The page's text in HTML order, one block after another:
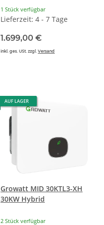
1 Stück verfügbar
Lieferzeit: 4 - 7 Tage
1.699,00 €
inkl. ges. USt. zzgl. Versand
AUF LAGER
Growatt MID 30KTL3-XH
30KW Hybrid
2 Stück verfügbar